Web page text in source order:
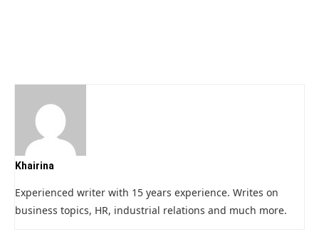
Khairina
Experienced writer with 15 years experience. Writes on
business topics, HR, industrial relations and much more.